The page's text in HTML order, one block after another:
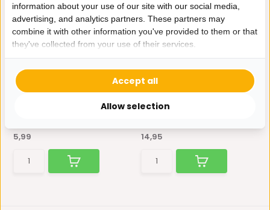
Suikerpot Crystal - 350 ml
Strakke glazen bewaarpot
met minimalistisch desi...
5,99
Glazen Serveerkom
Flashing Met Schaaltje...
Deze unieke glazen
serveerkommen met
bijpassende...
14,95
information about your use of our site with our social media,
advertising, and analytics partners. These partners may
combine it with other information you've provided to them or that
they've collected from your use of their services.
Allow selection
Accept all